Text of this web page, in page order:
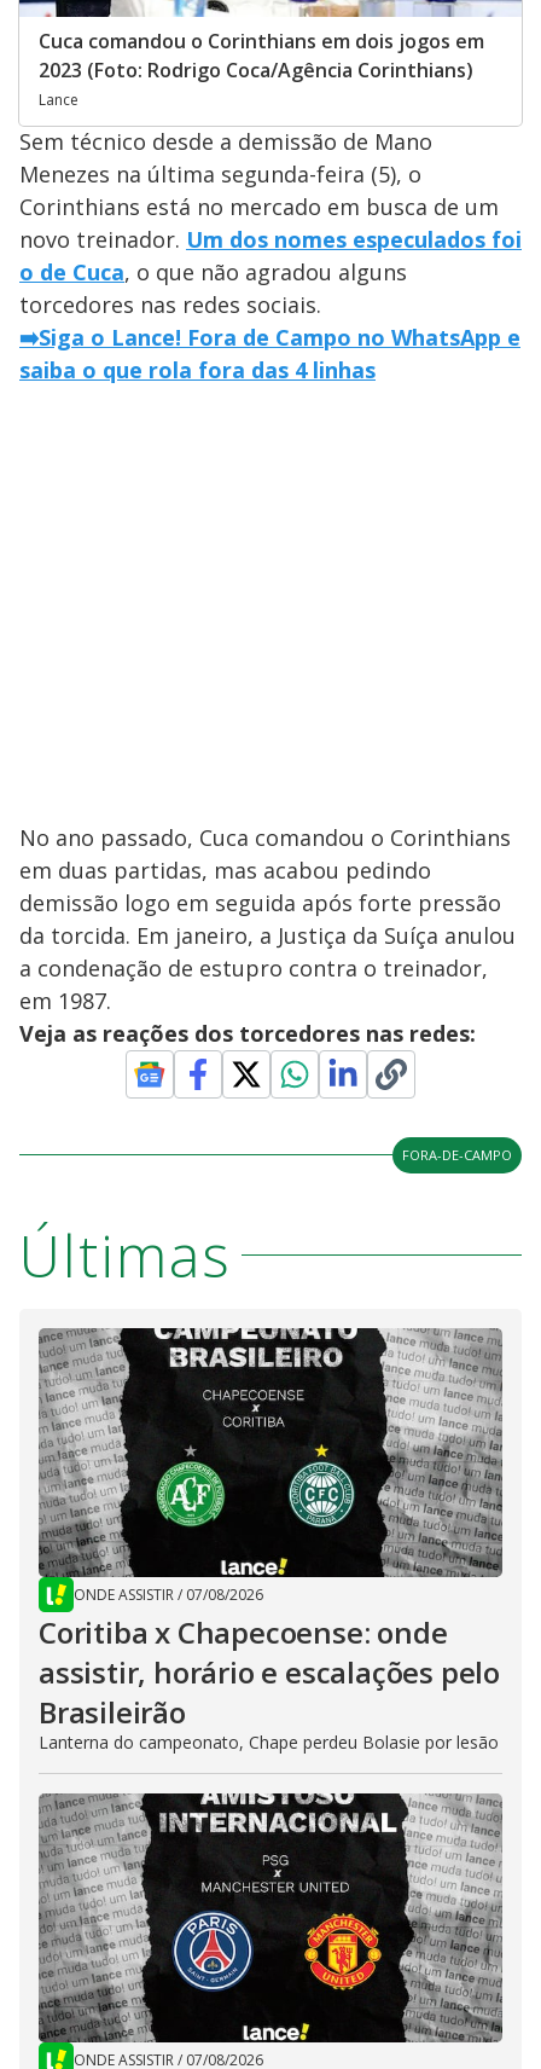
Cuca comandou o Corinthians em dois jogos em
2023 (Foto: Rodrigo Coca/Agência Corinthians)
Lance
Sem técnico desde a demissão de Mano
Menezes na última segunda-feira (5), o
Corinthians está no mercado em busca de um
novo treinador. Um dos nomes especulados foi
o de Cuca, o que não agradou alguns
torcedores nas redes sociais.
➡️Siga o Lance! Fora de Campo no WhatsApp e
saiba o que rola fora das 4 linhas
No ano passado, Cuca comandou o Corinthians
em duas partidas, mas acabou pedindo
demissão logo em seguida após forte pressão
da torcida. Em janeiro, a Justiça da Suíça anulou
a condenação de estupro contra o treinador,
em 1987.
Veja as reações dos torcedores nas redes:
FORA-DE-CAMPO
Últimas
ONDE ASSISTIR/ 07/08/2026
Coritiba x Chapecoense: onde
assistir, horário e escalações pelo
Brasileirão
Lanterna do campeonato, Chape perdeu Bolasie por lesão
ONDE ASSISTIR/ 07/08/2026